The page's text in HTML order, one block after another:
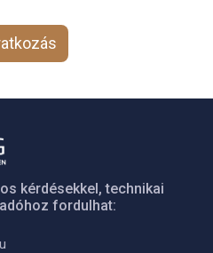
kérdésekkel, technikai
fordulhat: